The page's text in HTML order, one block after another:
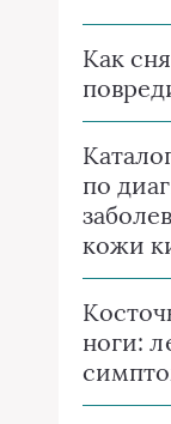
Как
по
кожи
ноги: